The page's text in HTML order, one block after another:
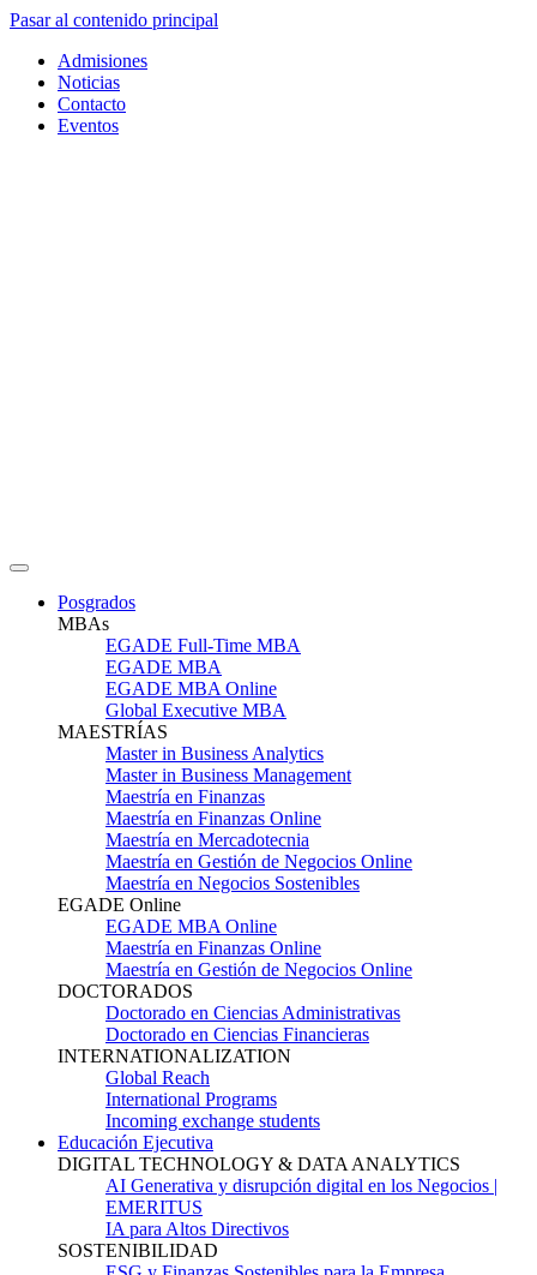
Pasar al contenido principal
Admisiones
Noticias
Contacto
Eventos
Posgrados
MBAs
EGADE Full-Time MBA
EGADE MBA
EGADE MBA Online
Global Executive MBA
MAESTRÍAS
Master in Business Analytics
Master in Business Management
Maestría en Finanzas
Maestría en Finanzas Online
Maestría en Mercadotecnia
Maestría en Gestión de Negocios Online
Maestría en Negocios Sostenibles
EGADE Online
EGADE MBA Online
Maestría en Finanzas Online
Maestría en Gestión de Negocios Online
DOCTORADOS
Doctorado en Ciencias Administrativas
Doctorado en Ciencias Financieras
INTERNATIONALIZATION
Global Reach
International Programs
Incoming exchange students
Educación Ejecutiva
DIGITAL TECHNOLOGY & DATA ANALYTICS
AI Generativa y disrupción digital en los Negocios |
EMERITUS
IA para Altos Directivos
SOSTENIBILIDAD